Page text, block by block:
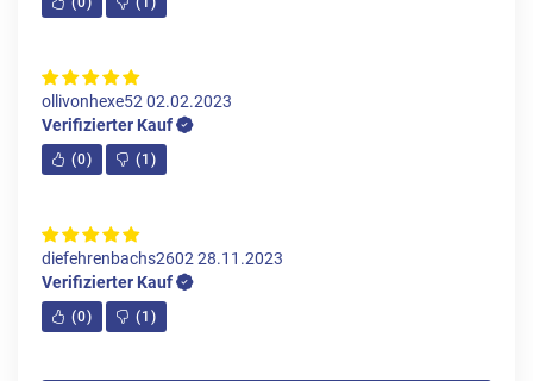
ollivonhexe5202.02.2023
Verifizierter Kauf
(0) (1 )
diefehrenbachs260228.11.2023
Verifizierter Kauf
(0) (1 )